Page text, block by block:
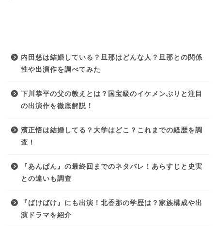
内田慈は結婚している？旦那はどんな人？旦那との関係
性や出演作を調べてみた
下川恭平の父の教えとは？国宝級のイケメンぶりと注目
の出演作を徹底解説！
濱正悟は結婚してる？大学はどこ？これまでの経歴を調
査！
『あんぱん』の最終回までのネタバレ！あらすじと史実
との違いも調査
『ばけばけ』にも出演！北香那の学歴は？家族構成や出
演ドラマを紹介